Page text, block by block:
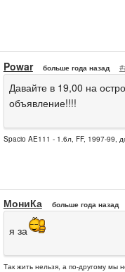
Powar больше года назад
Давайте в 19,00 на
объявление!!!!
Spacio AE111 - 1.6л, FF, 1997-99,
МониКа больше года назад
я за
Так жить нельзя, а по-другому мы